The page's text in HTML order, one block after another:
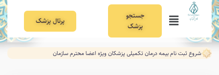
جستجو
پزشک
پرتال پزشک
شروع ثبت نام بیمه درمان تکمیلی پزشکان ویژه اعضا محترم سازمان